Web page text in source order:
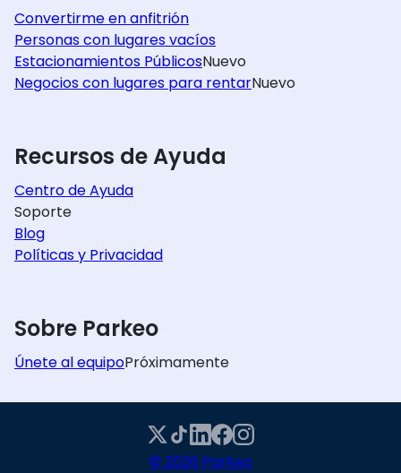
Convertirme en anfitrión
Personas con lugares vacíos
Estacionamientos PúblicosNuevo
Negocios con lugares para rentarNuevo
Recursos de Ayuda
Centro de Ayuda
Soporte
Blog
Políticas y Privacidad
Sobre Parkeo
Únete al equipoPróximamente
© 2026 Parkeo